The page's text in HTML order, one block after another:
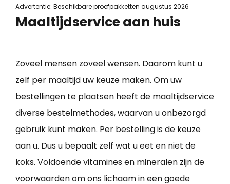
Advertentie: Beschikbare proefpakketten augustus 2026
Maaltijdservice aan huis
Zoveel mensen zoveel wensen. Daarom kunt u
zelf per maaltijd uw keuze maken. Om uw
bestellingen te plaatsen heeft de maaltijdservice
diverse bestelmethodes, waarvan u onbezorgd
gebruik kunt maken. Per bestelling is de keuze
aan u. Dus u bepaalt zelf wat u eet en niet de
koks. Voldoende vitamines en mineralen zijn de
voorwaarden om ons lichaam in een goede